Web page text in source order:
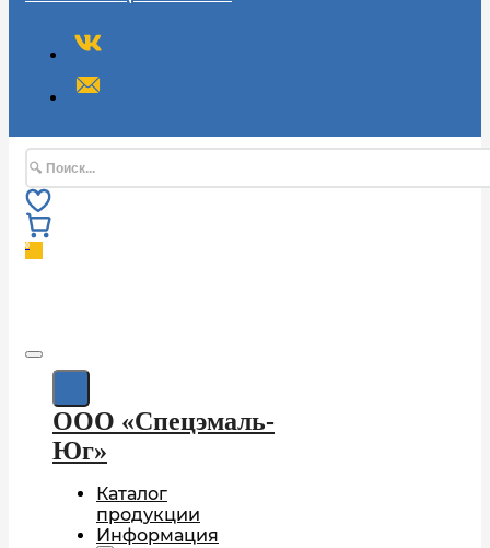
Поиск
0
ООО «Спецэмаль-
Юг»
Каталог
продукции
Информация